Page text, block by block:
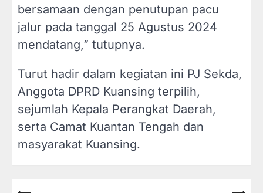
bersamaan dengan penutupan pacu
jalur pada tanggal 25 Agustus 2024
mendatang,” tutupnya.
Turut hadir dalam kegiatan ini PJ Sekda,
Anggota DPRD Kuansing terpilih,
sejumlah Kepala Perangkat Daerah,
serta Camat Kuantan Tengah dan
masyarakat Kuansing.